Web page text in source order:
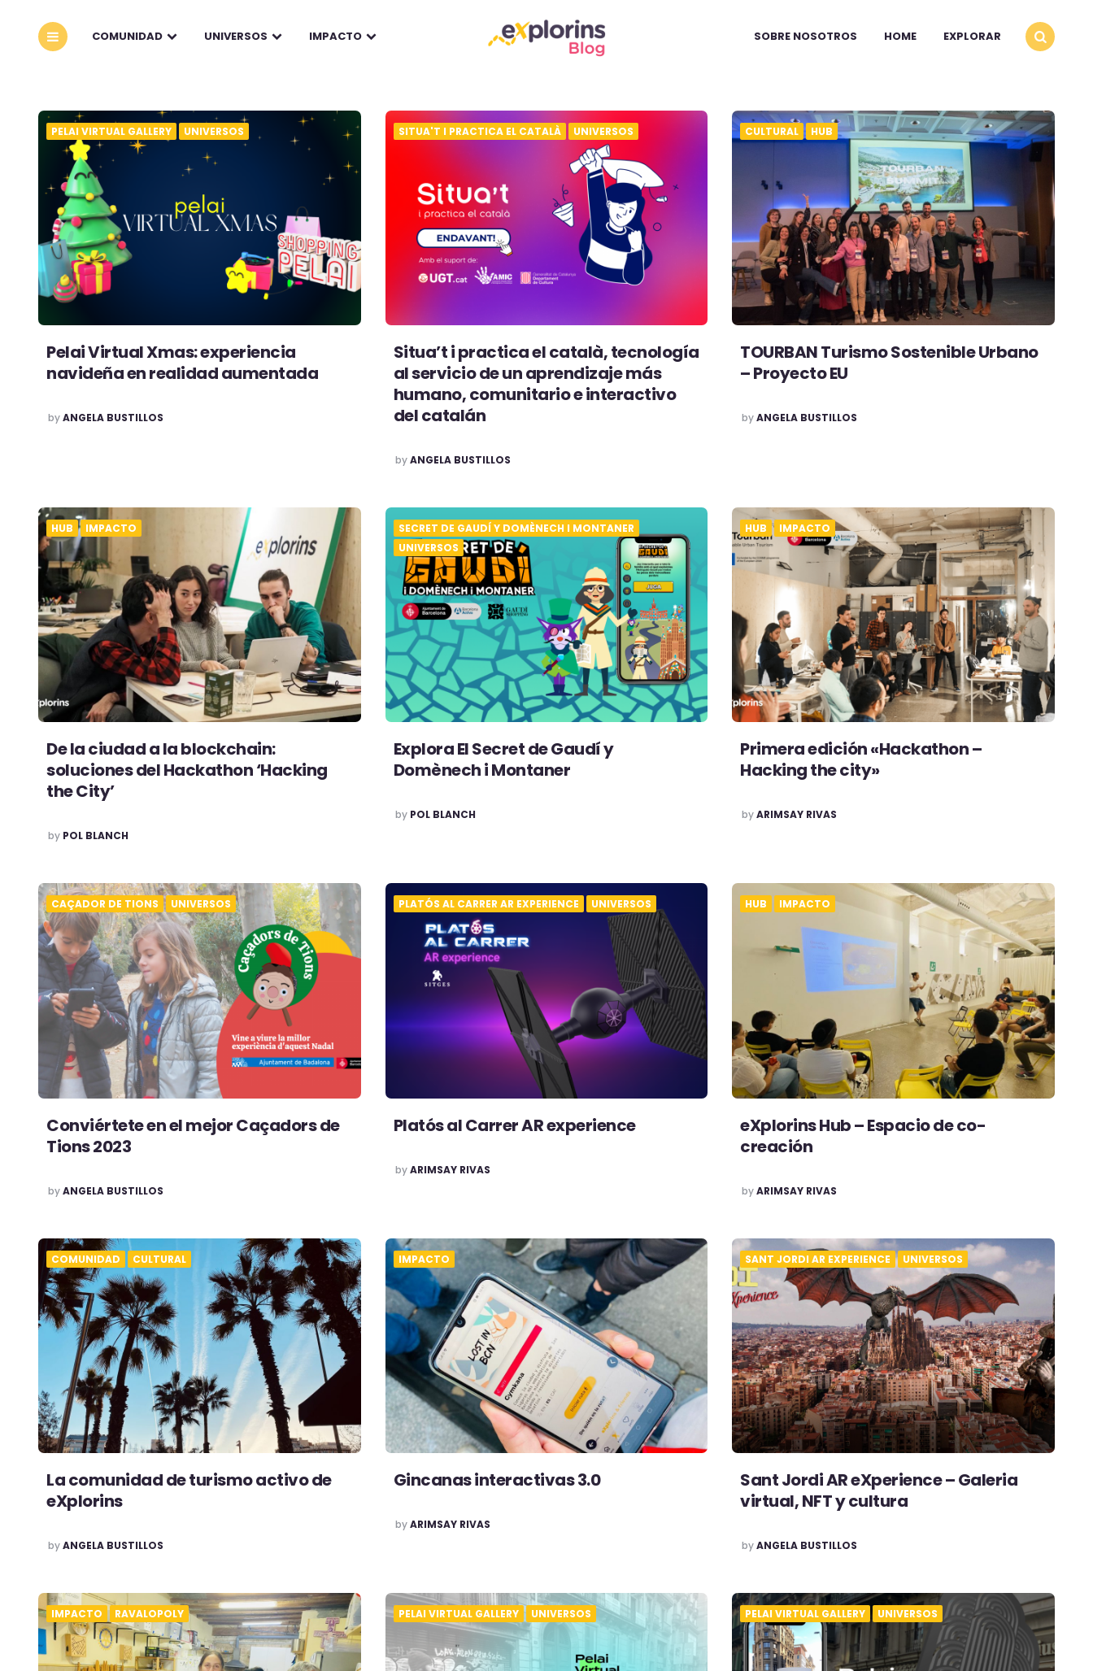
COMUNIDAD UNIVERSOS IMPACTO SOBRE NOSOTROS HOME EXPLORAR
PELAI VIRTUAL GALLERY UNIVERSOS
Pelai Virtual Xmas: experiencia
navideña en realidad aumentada
POSTED
byANGELA BUSTILLOS
SITUA'T I PRACTICA EL CATALÀ UNIVERSOS
Situa’t i practica el català, tecnología
al servicio de un aprendizaje más
humano, comunitario e interactivo
del catalán
POSTED
byANGELA BUSTILLOS
CULTURAL HUB
TOURBAN Turismo Sostenible Urbano
– Proyecto EU
POSTED
byANGELA BUSTILLOS
HUB IMPACTO
De la ciudad a la blockchain:
soluciones del Hackathon ‘Hacking
the City’
POSTED
by POL BLANCH
SECRET DE GAUDÍ Y DOMÈNECH I MONTANER
UNIVERSOS
Explora El Secret de Gaudí y
Domènech i Montaner
POSTED
by POL BLANCH
HUB IMPACTO
Primera edición «Hackathon –
Hacking the city»
POSTED
byARIMSAY RIVAS
CAÇADOR DE TIONS UNIVERSOS
Conviértete en el mejor Caçadors de
Tions 2023
POSTED
byANGELA BUSTILLOS
PLATÓS AL CARRER AR EXPERIENCE UNIVERSOS
Platós al Carrer AR experience
POSTED
byARIMSAY RIVAS
HUB IMPACTO
eXplorins Hub – Espacio de co-
creación
POSTED
byARIMSAY RIVAS
COMUNIDAD CULTURAL
La comunidad de turismo activo de
eXplorins
POSTED
byANGELA BUSTILLOS
IMPACTO
Gincanas interactivas 3.0
POSTED
byARIMSAY RIVAS
SANT JORDI AR EXPERIENCE UNIVERSOS
Sant Jordi AR eXperience – Galeria
virtual, NFT y cultura
POSTED
byANGELA BUSTILLOS
IMPACTO RAVALOPOLY PELAI VIRTUAL GALLERY UNIVERSOS PELAI VIRTUAL GALLERY UNIVERSOS